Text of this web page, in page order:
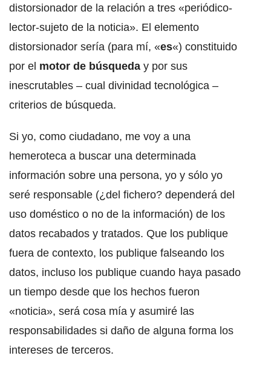
distorsionador de la relación a tres «periódico-
lector-sujeto de la noticia». El elemento
distorsionador sería (para mí, «es«) constituido
por el motor de búsqueda y por sus
inescrutables – cual divinidad tecnológica –
criterios de búsqueda.
Si yo, como ciudadano, me voy a una
hemeroteca a buscar una determinada
información sobre una persona, yo y sólo yo
seré responsable (¿del fichero? dependerá del
uso doméstico o no de la información) de los
datos recabados y tratados. Que los publique
fuera de contexto, los publique falseando los
datos, incluso los publique cuando haya pasado
un tiempo desde que los hechos fueron
«noticia», será cosa mía y asumiré las
responsabilidades si daño de alguna forma los
intereses de terceros.